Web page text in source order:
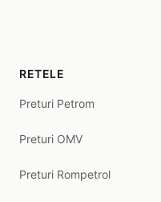
RETELE
Preturi Petrom
Preturi OMV
Preturi Rompetrol